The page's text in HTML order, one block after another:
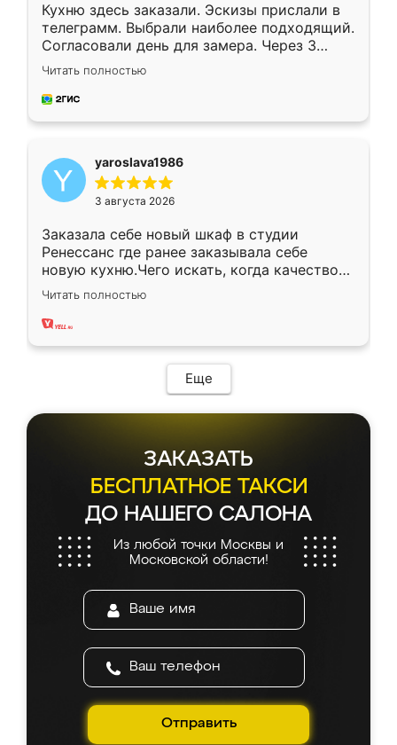
Кухню здесь заказали. Эскизы прислали в
телеграмм. Выбрали наиболее подходящий.
Согласовали день для замера. Через 3
недели кухня была уже готова. Остались
довольны работой. Спасибо Ренессанс
мебель за качественную работу!
Читать полностью
yaroslava1986
3 августа 2026
Заказала себе новый шкаф в студии
Ренессанс где ранее заказывала себе
новую кухню.Чего искать, когда качеством
вполне довольна. Служит кухня уже почти
два года, нареканий нет.
Читать полностью
Еще
ЗАКАЗАТЬ
БЕСПЛАТНОЕ ТАКСИ
ДО НАШЕГО САЛОНА
Из любой точки Москвы и
Московской области!
Отправить